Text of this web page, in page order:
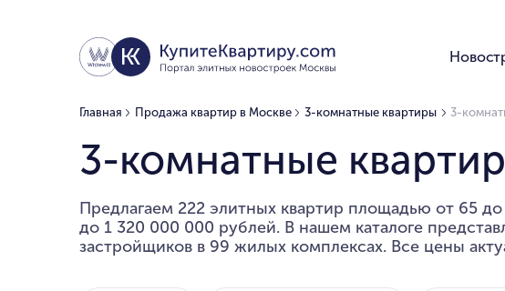
Главная Продажа квартир в Москве 3-комнатные квартиры 3-
3-комнатные
Предлагаем 222 элитных квартир площадью от 65
до 1 320 000 000 рублей. В нашем каталоге
застройщиков в 99 жилых комплексах. Все цены